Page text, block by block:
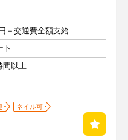
＋交通費全額支給
ト
間以上
ネイル可